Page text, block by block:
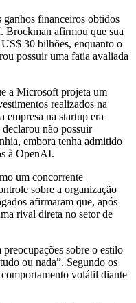
financeiros obtidos
Brockman afirmou que sua
30 bilhões, enquanto o
possuir uma fatia avaliada
a Microsoft projeta um
realizados na
na startup era
não possuir
embora tenha admitido
à OpenAI.
um concorrente
sobre a organização
afirmaram que, após
rival direta no setor de
sobre o estilo
ou nada”. Segundo os
volátil diante